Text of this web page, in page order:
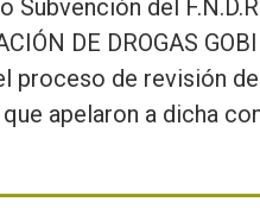
Subvención del
DE DROGAS
proceso de revisión
apelaron a dicha